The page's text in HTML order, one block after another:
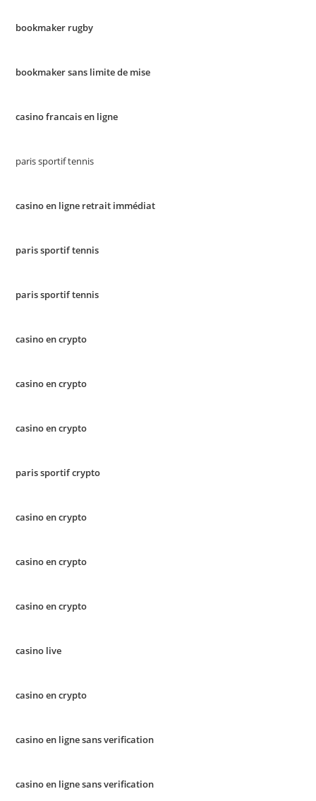
bookmaker rugby
bookmaker sans limite de mise
casino francais en ligne
paris sportif tennis
casino en ligne retrait immédiat
paris sportif tennis
paris sportif tennis
casino en crypto
casino en crypto
casino en crypto
paris sportif crypto
casino en crypto
casino en crypto
casino en crypto
casino live
casino en crypto
casino en ligne sans verification
casino en ligne sans verification